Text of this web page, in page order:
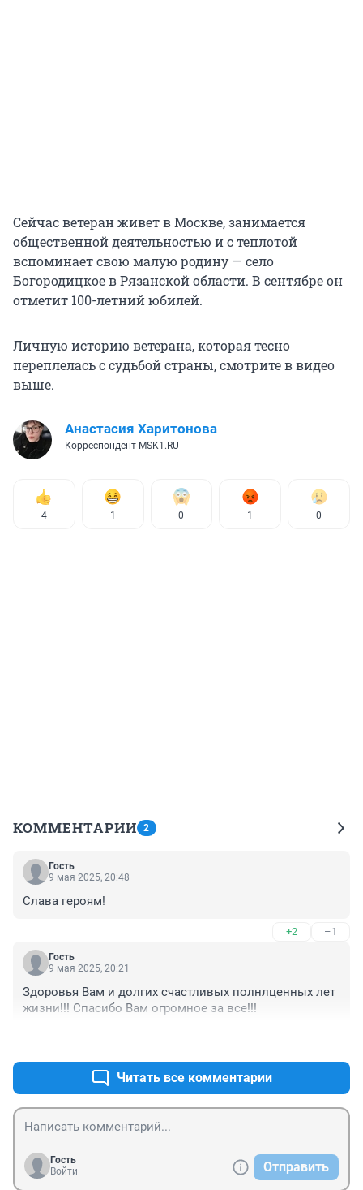
Сейчас ветеран живет в Москве, занимается
общественной деятельностью и с теплотой
вспоминает свою малую родину — село
Богородицкое в Рязанской области. В сентябре он
отметит 100-летний юбилей.
Личную историю ветерана, которая тесно
переплелась с судьбой страны, смотрите в видео
выше.
Анастасия Харитонова
Корреспондент MSK1.RU
4 1 0 1 0
КОММЕНТАРИИ 2
Гость
9 мая 2025, 20:48
Слава героям!
+2 –1
Гость
9 мая 2025, 20:21
Здоровья Вам и долгих счастливых полнлценных лет
жизни!!! Спасибо Вам огромное за все!!!
Читать все комментарии
Гость
Войти
Отправить